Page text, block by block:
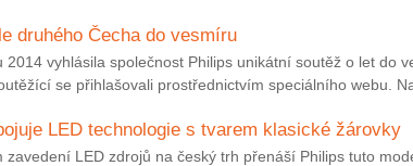
druhého Čecha do vesmíru
2014 vyhlásila společnost Philips unikátní soutěž o let do
se přihlašovali prostřednictvím speciálního webu. Na
LED technologie s tvarem klasické žárovky
zavedení LED zdrojů na český trh přenáší Philips tuto